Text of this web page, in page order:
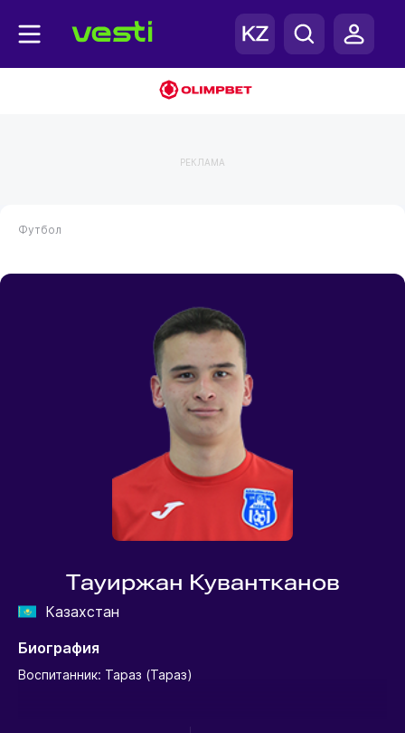
РЕКЛАМА
Футбол
Тауиржан Кувантканов
Казахстан
Биография
Воспитанник: Тараз (Тараз)